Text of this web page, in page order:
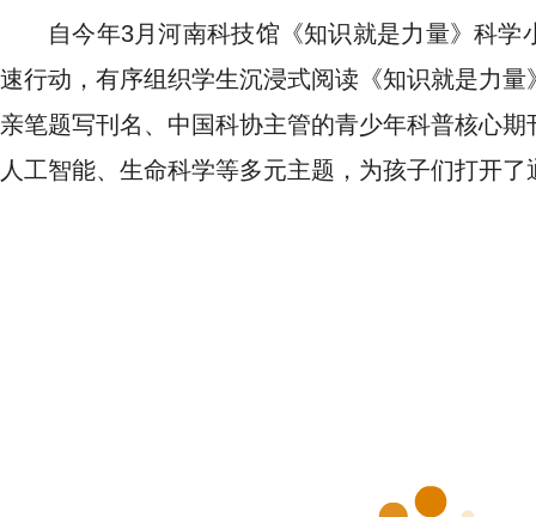
自今年3月河南科技馆《知识就是力量》科学
速行动，有序组织学生沉浸式阅读《知识就是力
亲笔题写刊名、中国科协主管的青少年科普核心
人工智能、生命科学等多元主题，为孩子们打开